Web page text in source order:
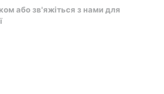
або зв'яжіться з нами для